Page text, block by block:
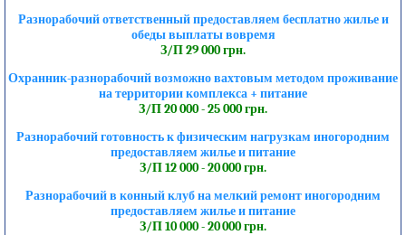
Разнорабочий ответственный предоставляем бесплатно жилье и
обеды выплаты вовремя
З/П 29 000 грн.
Охранник-разнорабочий возможно вахтовым методом проживание
на территории комплекса + питание
З/П 20 000 - 25 000 грн.
Разнорабочий готовность к физическим нагрузкам иногородним
предоставляем жилье и питание
З/П 12 000 - 20 000 грн.
Разнорабочий в конный клуб на мелкий ремонт иногородним
предоставляем жилье и питание
З/П 10 000 - 20 000 грн.